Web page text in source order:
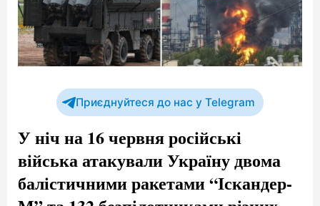
Приєднуйтеся до нас у Telegram
У ніч на 16 червня російські
війська атакували Україну двома
балістичними ракетами “Іскандер-